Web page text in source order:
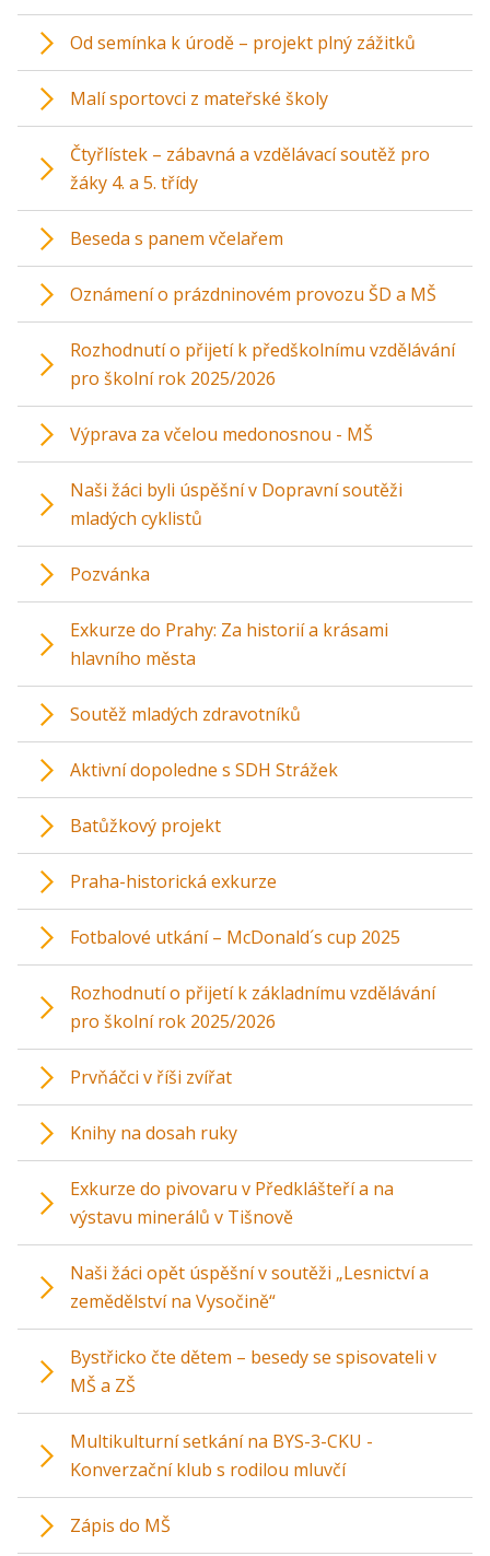
Od semínka k úrodě – projekt plný zážitků
Malí sportovci z mateřské školy
Čtyřlístek – zábavná a vzdělávací soutěž pro
žáky 4. a 5. třídy
Beseda s panem včelařem
Oznámení o prázdninovém provozu ŠD a MŠ
Rozhodnutí o přijetí k předškolnímu vzdělávání
pro školní rok 2025/2026
Výprava za včelou medonosnou - MŠ
Naši žáci byli úspěšní v Dopravní soutěži
mladých cyklistů
Pozvánka
Exkurze do Prahy: Za historií a krásami
hlavního města
Soutěž mladých zdravotníků
Aktivní dopoledne s SDH Strážek
Batůžkový projekt
Praha-historická exkurze
Fotbalové utkání – McDonald´s cup 2025
Rozhodnutí o přijetí k základnímu vzdělávání
pro školní rok 2025/2026
Prvňáčci v říši zvířat
Knihy na dosah ruky
Exkurze do pivovaru v Předklášteří a na
výstavu minerálů v Tišnově
Naši žáci opět úspěšní v soutěži „Lesnictví a
zemědělství na Vysočině“
Bystřicko čte dětem – besedy se spisovateli v
MŠ a ZŠ
Multikulturní setkání na BYS-3-CKU -
Konverzační klub s rodilou mluvčí
Zápis do MŠ